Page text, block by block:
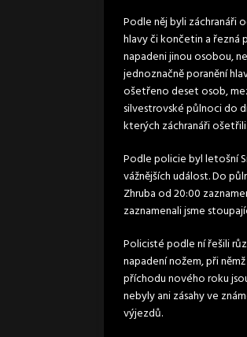
Podle něj byli záchranáři
hlavy či končetin a řezná
napadeni jinou osobou,
jednoznačně poranění
ošetřeno deset osob,
silvestrovské půlnoci do
kterých záchranáři
Podle policie byl letošní
vážnějších událost. Do
Zhruba od 20:00
zaznamenali jsme
Policisté podle ní řešili
napadení nožem, při
příchodu nového roku
nebyly ani zásahy ve
výjezdů.